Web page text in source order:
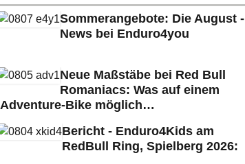
Sommerangebote: Die August -
News bei Enduro4you
Neue Maßstäbe bei Red Bull
Romaniacs: Was auf einem
Adventure-Bike möglich…
Bericht - Enduro4Kids am
RedBull Ring, Spielberg 2026: